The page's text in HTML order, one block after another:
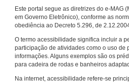
Este portal segue as diretrizes do e-MAG
em Governo Eletrônico), conforme as
obediência ao Decreto 5.296, de
O termo acessibilidade significa incluir a
participação de atividades como o uso de
informações. Alguns exemplos são os
para cadeira de rodas e banheiros
Na internet, acessibilidade refere-se